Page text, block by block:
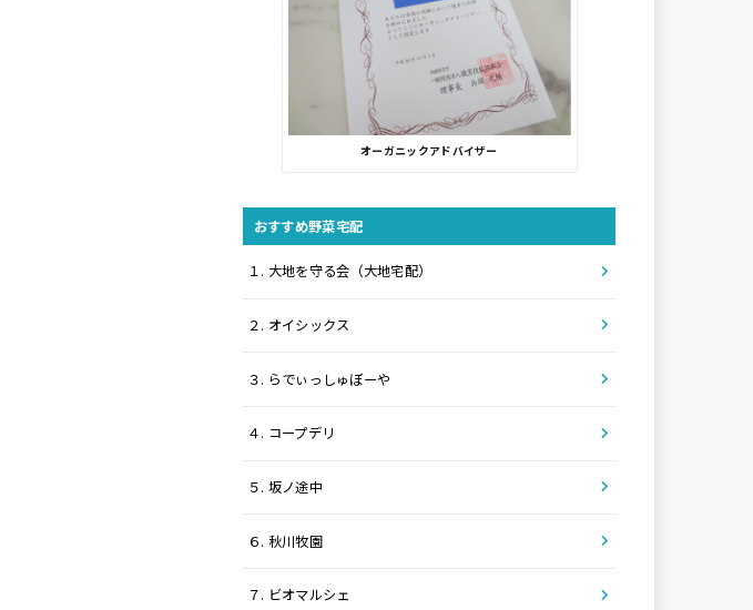
オーガニックアドバイザー
おすすめ野菜宅配
１. 大地を守る会（大地宅配）
２. オイシックス
３. らでぃっしゅぼーや
４. コープデリ
５. 坂ノ途中
６. 秋川牧園
７. ビオマルシェ